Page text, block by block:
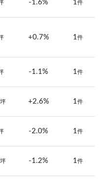
-1.6% 1件
+0.7% 1件
-1.1% 1件
+2.6% 1件
-2.0% 1件
-1.2% 1件